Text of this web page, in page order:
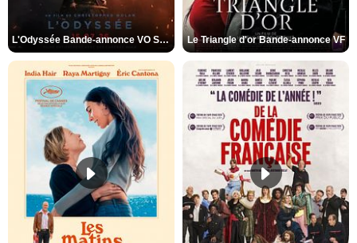
L'Odyssée Bande-annonce VO STFR Le Triangle d'or Bande-annonce VF